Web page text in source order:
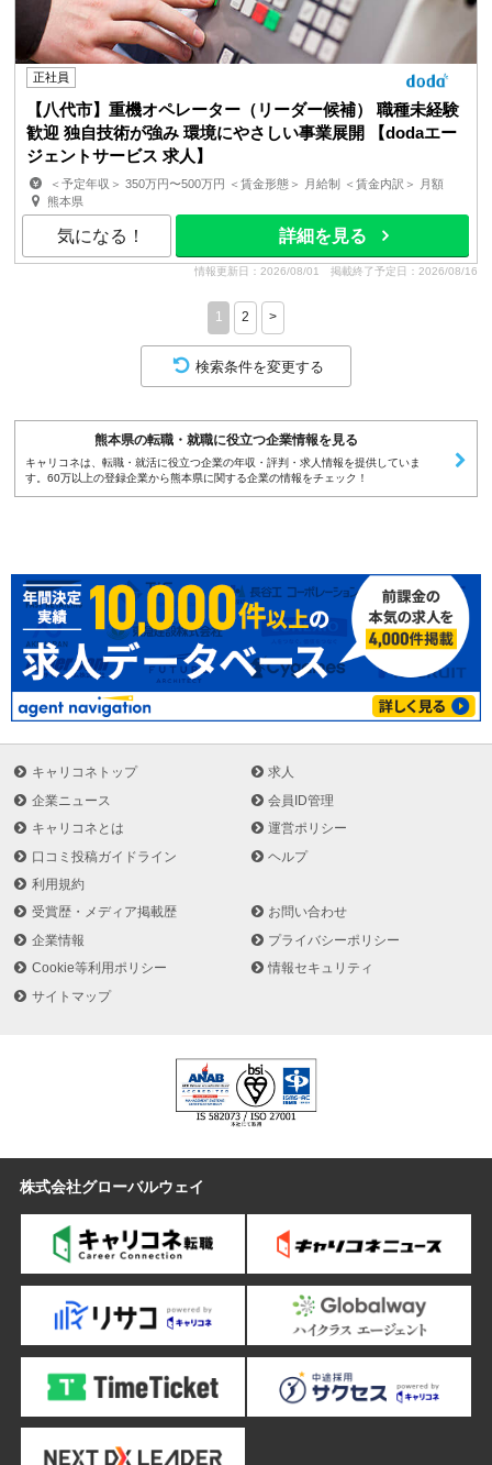
正社員
【八代市】重機オペレーター（リーダー候補） 職種未経験
歓迎 独自技術が強み 環境にやさしい事業展開 【dodaエー
ジェントサービス 求人】
＜予定年収＞ 350万円〜500万円 ＜賃金形態＞ 月給制 ＜賃金内訳＞ 月額
（基本給）：220,000円〜300,000円 ＜月給＞ 2...
熊本県
気になる！ 詳細を見る
情報更新日：2026/08/01 掲載終了予定日：2026/08/16
1 2 >
検索条件を変更する
熊本県の転職・就職に役立つ企業情報を見る
キャリコネは、転職・就活に役立つ企業の年収・評判・求人情報を提供していま
す。60万以上の登録企業から熊本県に関する企業の情報をチェック！
キャリコネトップ
求人
企業ニュース
会員ID管理
キャリコネとは
運営ポリシー
口コミ投稿ガイドライン
ヘルプ
利用規約
受賞歴・メディア掲載歴
お問い合わせ
企業情報
プライバシーポリシー
Cookie等利用ポリシー
情報セキュリティ
サイトマップ
株式会社グローバルウェイ